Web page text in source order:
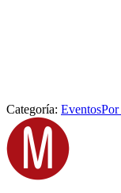
Categoría: EventosPor